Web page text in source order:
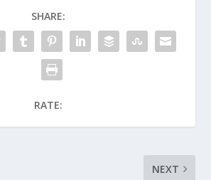
SHARE:
RATE:
NEXT